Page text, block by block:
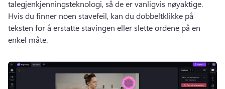
Hvis du finner noen stavefeil, kan du dobbeltklikke på
teksten for å erstatte stavingen eller slette ordene på en
enkel måte.